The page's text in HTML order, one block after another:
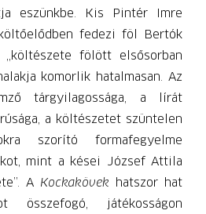
eszünkbe. Kis Pintér Imre
fedezi föl Bertók
„költészete fölött elsősorban
komorlik hatalmasan. Az
tárgyilagossága, a lírát
a költészetet szüntelen
szorító formafegyelme
mint a kései József Attila
A Kockakövek hatszor hat
összefogó, játékosságon